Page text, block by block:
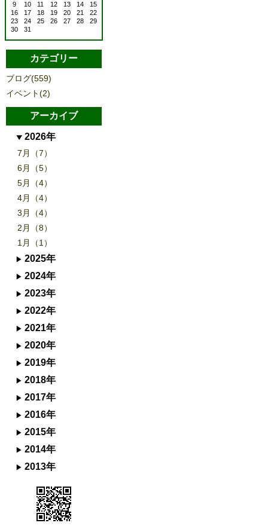
9
10 11 12 13 14
15
16
17 18 19 20 21
22
23
24 25 26 27 28
29
30
31
カテゴリー
ブログ(559)
イベント(2)
アーカイブ
2026年
7月（7）
6月（5）
5月（4）
4月（4）
3月（4）
2月（8）
1月（1）
2025年
2024年
2023年
2022年
2021年
2020年
2019年
2018年
2017年
2016年
2015年
2014年
2013年